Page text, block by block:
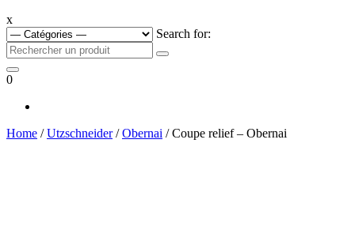
x
Search for:
0
Home /Utzschneider/Obernai / Coupe relief – Obernai